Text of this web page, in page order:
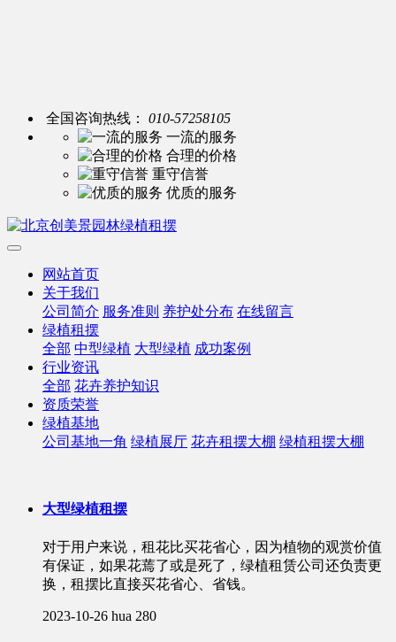
全国咨询热线：
010-57258105
一流的服务
合理的价格
重守信誉
优质的服务
网站首页
关于我们
公司简介 服务准则 养护处分布 在线留言
绿植租摆
全部 中型绿植 大型绿植 成功案例
行业资讯
全部 花卉养护知识
资质荣誉
绿植基地
公司基地一角 绿植展厅 花卉租摆大棚 绿植租摆大棚
大型绿植租摆
对于用户来说，租花比买花省心，因为植物的观赏价值
有保证，如果花蔫了或是死了，绿植租赁公司还负责更
换，租摆比直接买花省心、省钱。
2023-10-26 hua 280